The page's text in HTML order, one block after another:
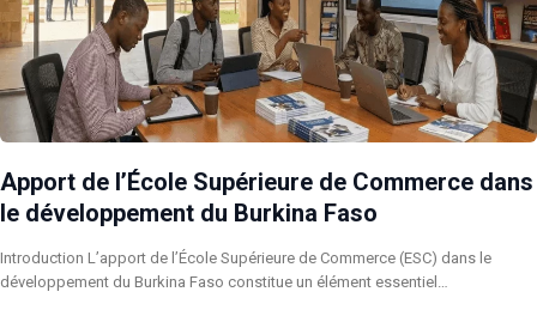
Apport de l’École Supérieure de Commerce dans
le développement du Burkina Faso
Introduction L’apport de l’École Supérieure de Commerce (ESC) dans le
développement du Burkina Faso constitue un élément essentiel…